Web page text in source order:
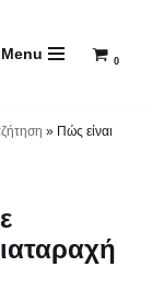
Menu 0
» Πώς είναι